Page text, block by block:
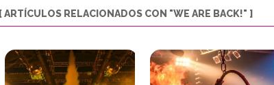
[ ARTÍCULOS RELACIONADOS CON "WE ARE BACK!" ]